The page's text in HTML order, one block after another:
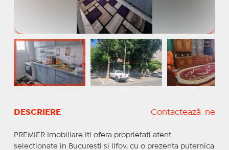
DESCRIERE Contactează-ne
PREMIER Imobiliare iti ofera proprietati atent
selectionate in Bucuresti si Ilfov, cu o prezenta puternica